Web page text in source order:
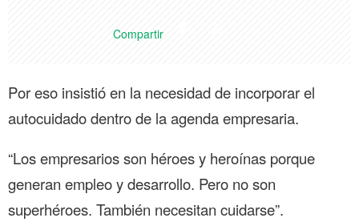
Compartir
Por eso insistió en la necesidad de incorporar el
autocuidado dentro de la agenda empresaria.
“Los empresarios son héroes y heroínas porque
generan empleo y desarrollo. Pero no son
superhéroes. También necesitan cuidarse”.